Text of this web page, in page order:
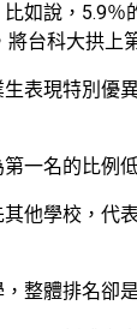
如說，5.9
台科大拱上
表現特別
一名的比例
他學校，代
整體排名卻